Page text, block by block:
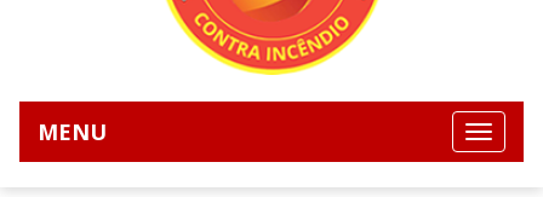
MENU